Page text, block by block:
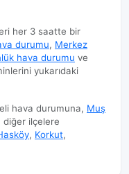
her 3 saatte bir
durumu, Merkez
hava durumu ve
yukarıdaki
hava durumuna, Muş
diğer ilçelere
, Korkut,